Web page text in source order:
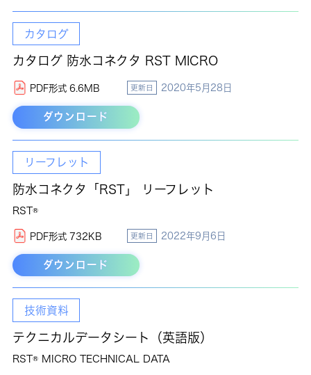
カタログ
カタログ 防水コネクタ RST MICRO
PDF形式 6.6MB 更新日 2020年5月28日
ダウンロード
リーフレット
防水コネクタ「RST」 リーフレット
RST®
PDF形式 732KB 更新日 2022年9月6日
ダウンロード
技術資料
テクニカルデータシート（英語版）
RST® MICRO TECHNICAL DATA